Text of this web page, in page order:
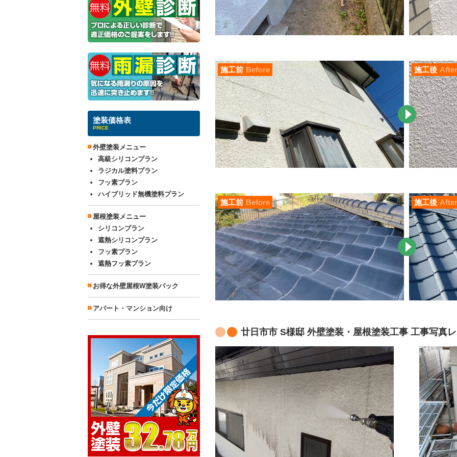
施工前 Before 施工後 After
施工前 Before 施工後 After
廿日市市 S様邸 外壁塗装・屋根塗装工事 工事写真
塗装価格表
PRICE
外壁塗装メニュー
高級シリコンプラン
ラジカル塗料プラン
フッ素プラン
ハイブリッド無機塗料プラン
屋根塗装メニュー
シリコンプラン
遮熱シリコンプラン
フッ素プラン
遮熱フッ素プラン
お得な外壁屋根W塗装パック
アパート・マンション向け